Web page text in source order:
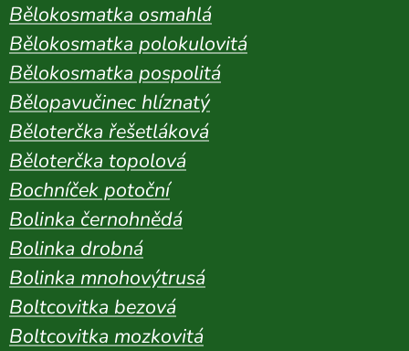
Bělokosmatka osmahlá
Bělokosmatka polokulovitá
Bělokosmatka pospolitá
Bělopavučinec hlíznatý
Běloterčka řešetláková
Běloterčka topolová
Bochníček potoční
Bolinka černohnědá
Bolinka drobná
Bolinka mnohovýtrusá
Boltcovitka bezová
Boltcovitka mozkovitá